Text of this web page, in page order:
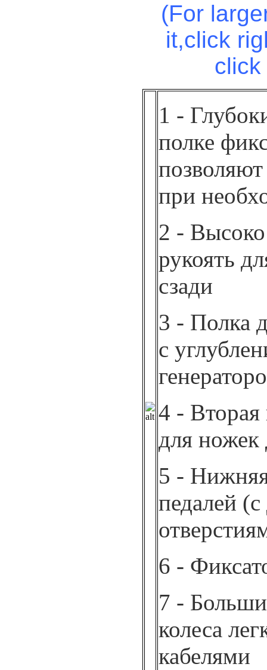
(For
it,click
click
1 -
полке
при
2 -
рукоять
сзади
3 - Полка
с
4 - Вторая
для ножек
5 -
педалей
6 -
7 -
колеса
кабелями